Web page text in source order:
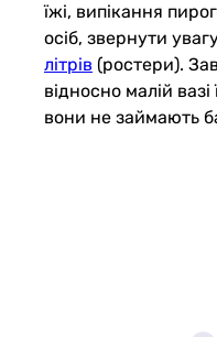
їжі, випікання
осіб, звернути
літрів (ростери).
відносно малій
вони не займають